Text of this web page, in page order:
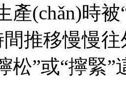
(chǎn)時被
間推移慢慢
”或“擰緊”